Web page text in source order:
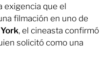
exigencia que el
filmación en uno de
, el cineasta confirmó
solicitó como una